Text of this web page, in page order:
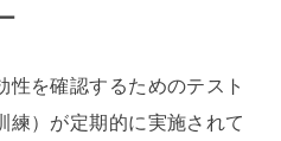
を確認するためのテスト
練）が定期的に実施されて